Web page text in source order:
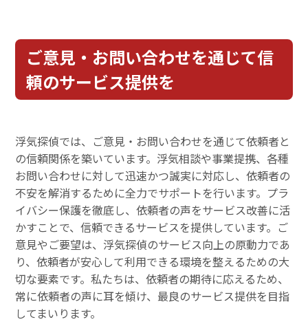
ご意見・お問い合わせを通じて信
頼のサービス提供を
浮気探偵では、ご意見・お問い合わせを通じて依頼者と
の信頼関係を築いています。浮気相談や事業提携、各種
お問い合わせに対して迅速かつ誠実に対応し、依頼者の
不安を解消するために全力でサポートを行います。プラ
イバシー保護を徹底し、依頼者の声をサービス改善に活
かすことで、信頼できるサービスを提供しています。ご
意見やご要望は、浮気探偵のサービス向上の原動力であ
り、依頼者が安心して利用できる環境を整えるための大
切な要素です。私たちは、依頼者の期待に応えるため、
常に依頼者の声に耳を傾け、最良のサービス提供を目指
してまいります。